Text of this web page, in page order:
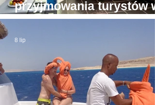
przyjmowania turystów w
apartamentach bez
8 lip